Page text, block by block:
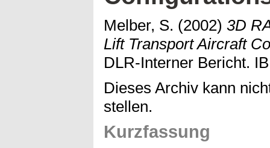
Melber, S. (2002) 3D
Lift Transport Aircraft
DLR-Interner Bericht.
Dieses Archiv kann
stellen.
Kurzfassung